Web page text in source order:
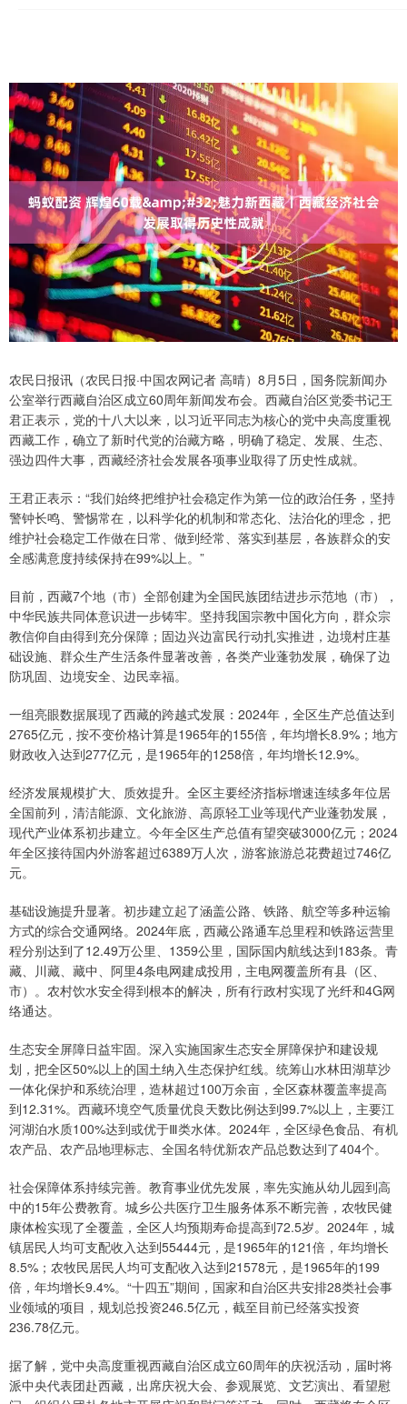
农民日报讯（农民日报·中国农网记者 高晴）8月5日，国务院新闻办
公室举行西藏自治区成立60周年新闻发布会。西藏自治区党委书记王
君正表示，党的十八大以来，以习近平同志为核心的党中央高度重视
西藏工作，确立了新时代党的治藏方略，明确了稳定、发展、生态、
强边四件大事，西藏经济社会发展各项事业取得了历史性成就。
王君正表示：“我们始终把维护社会稳定作为第一位的政治任务，坚持
警钟长鸣、警惕常在，以科学化的机制和常态化、法治化的理念，把
维护社会稳定工作做在日常、做到经常、落实到基层，各族群众的安
全感满意度持续保持在99%以上。”
目前，西藏7个地（市）全部创建为全国民族团结进步示范地（市），
中华民族共同体意识进一步铸牢。坚持我国宗教中国化方向，群众宗
教信仰自由得到充分保障；固边兴边富民行动扎实推进，边境村庄基
础设施、群众生产生活条件显著改善，各类产业蓬勃发展，确保了边
防巩固、边境安全、边民幸福。
一组亮眼数据展现了西藏的跨越式发展：2024年，全区生产总值达到
2765亿元，按不变价格计算是1965年的155倍，年均增长8.9%；地方
财政收入达到277亿元，是1965年的1258倍，年均增长12.9%。
经济发展规模扩大、质效提升。全区主要经济指标增速连续多年位居
全国前列，清洁能源、文化旅游、高原轻工业等现代产业蓬勃发展，
现代产业体系初步建立。今年全区生产总值有望突破3000亿元；2024
年全区接待国内外游客超过6389万人次，游客旅游总花费超过746亿
元。
基础设施提升显著。初步建立起了涵盖公路、铁路、航空等多种运输
方式的综合交通网络。2024年底，西藏公路通车总里程和铁路运营里
程分别达到了12.49万公里、1359公里，国际国内航线达到183条。青
藏、川藏、藏中、阿里4条电网建成投用，主电网覆盖所有县（区、
市）。农村饮水安全得到根本的解决，所有行政村实现了光纤和4G网
络通达。
生态安全屏障日益牢固。深入实施国家生态安全屏障保护和建设规
划，把全区50%以上的国土纳入生态保护红线。统筹山水林田湖草沙
一体化保护和系统治理，造林超过100万余亩，全区森林覆盖率提高
到12.31%。西藏环境空气质量优良天数比例达到99.7%以上，主要江
河湖泊水质100%达到或优于Ⅲ类水体。2024年，全区绿色食品、有机
农产品、农产品地理标志、全国名特优新农产品总数达到了404个。
社会保障体系持续完善。教育事业优先发展，率先实施从幼儿园到高
中的15年公费教育。城乡公共医疗卫生服务体系不断完善，农牧民健
康体检实现了全覆盖，全区人均预期寿命提高到72.5岁。2024年，城
镇居民人均可支配收入达到55444元，是1965年的121倍，年均增长
8.5%；农牧民居民人均可支配收入达到21578元，是1965年的199
倍，年均增长9.4%。“十四五”期间，国家和自治区共安排28类社会事
业领域的项目，规划总投资246.5亿元，截至目前已经落实投资
236.78亿元。
据了解，党中央高度重视西藏自治区成立60周年的庆祝活动，届时将
派中央代表团赴西藏，出席庆祝大会、参观展览、文艺演出、看望慰